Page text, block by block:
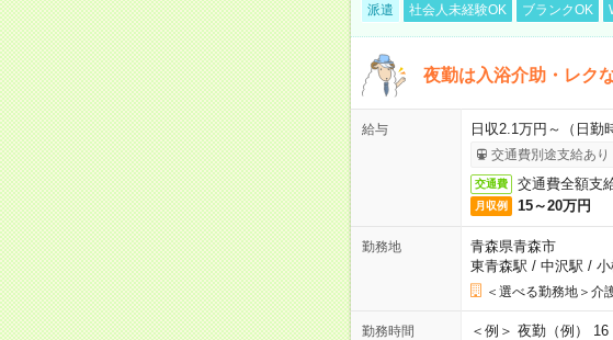
派遣 社会人未経験OK ブランクOK
夜勤は入浴介助・レク
給与 日収2.1万円～（日勤
交通費別途支給あり
交通費 交通費全額支
月収例 15～20万円
勤務地
青森県青森市
東青森駅 / 中沢駅 /
＜選べる勤務地＞
勤務時間
＜例＞ 夜勤（例）